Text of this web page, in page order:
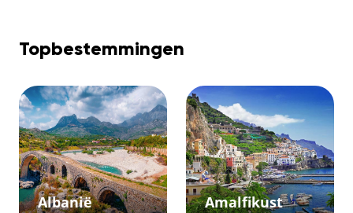
Topbestemmingen
Albanië Amalfikust